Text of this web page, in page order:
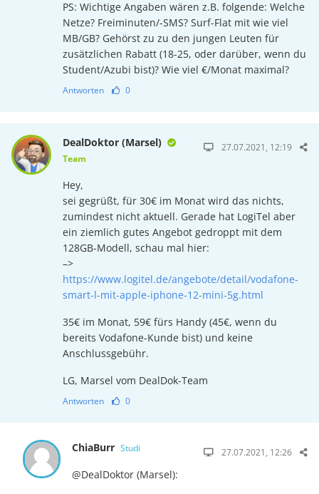
PS: Wichtige Angaben wären z.B. folgende: Welche
Netze? Freiminuten/-SMS? Surf-Flat mit wie viel
MB/GB? Gehörst zu zu den jungen Leuten für
zusätzlichen Rabatt (18-25, oder darüber, wenn du
Student/Azubi bist)? Wie viel €/Monat maximal?
Antworten 0
DealDoktor (Marsel)
Team
27.07.2021, 12:19
Hey,
sei gegrüßt, für 30€ im Monat wird das nichts,
zumindest nicht aktuell. Gerade hat LogiTel aber
ein ziemlich gutes Angebot gedroppt mit dem
128GB-Modell, schau mal hier:
–>
https://www.logitel.de/angebote/detail/vodafone-
smart-l-mit-apple-iphone-12-mini-5g.html
35€ im Monat, 59€ fürs Handy (45€, wenn du
bereits Vodafone-Kunde bist) und keine
Anschlussgebühr.
LG, Marsel vom DealDok-Team
Antworten 0
ChiaBurr Studi 27.07.2021, 12:26
@DealDoktor (Marsel):